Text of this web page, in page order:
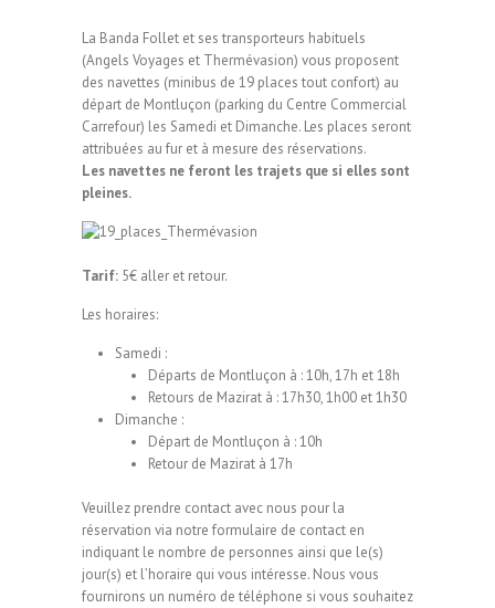
La Banda Follet et ses transporteurs habituels
(Angels Voyages et Thermévasion) vous proposent
des navettes (minibus de 19 places tout confort) au
départ de Montluçon (parking du Centre Commercial
Carrefour) les Samedi et Dimanche. Les places seront
attribuées au fur et à mesure des réservations.
Les navettes ne feront les trajets que si elles sont
pleines.
Tarif: 5€ aller et retour.
Les horaires:
Samedi :
Départs de Montluçon à : 10h, 17h et 18h
Retours de Mazirat à : 17h30, 1h00 et 1h30
Dimanche :
Départ de Montluçon à : 10h
Retour de Mazirat à 17h
Veuillez prendre contact avec nous pour la
réservation via notre formulaire de contact en
indiquant le nombre de personnes ainsi que le(s)
jour(s) et l’horaire qui vous intéresse. Nous vous
fournirons un numéro de téléphone si vous souhaitez